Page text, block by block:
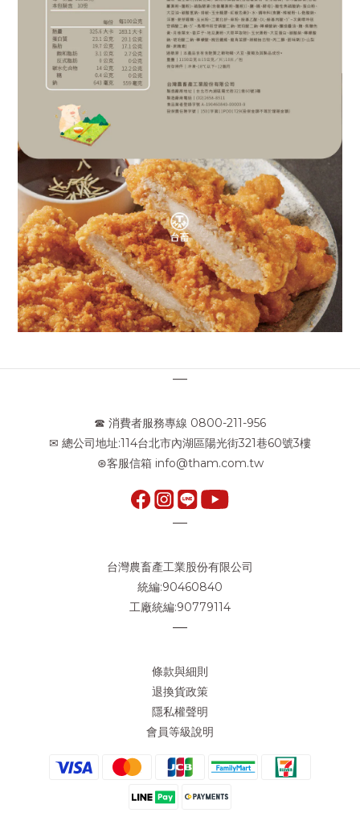
—
☎ 消費者服務專線 0800-211-956
✉ 總公司地址:114台北市內湖區陽光街321巷60號3樓
⊛客服信箱 info@tham.com.tw
—
台灣農畜產工業股份有限公司
統編:90460840
工廠統編:90779114
—
條款與細則
退換貨政策
隱私權聲明
會員等級說明